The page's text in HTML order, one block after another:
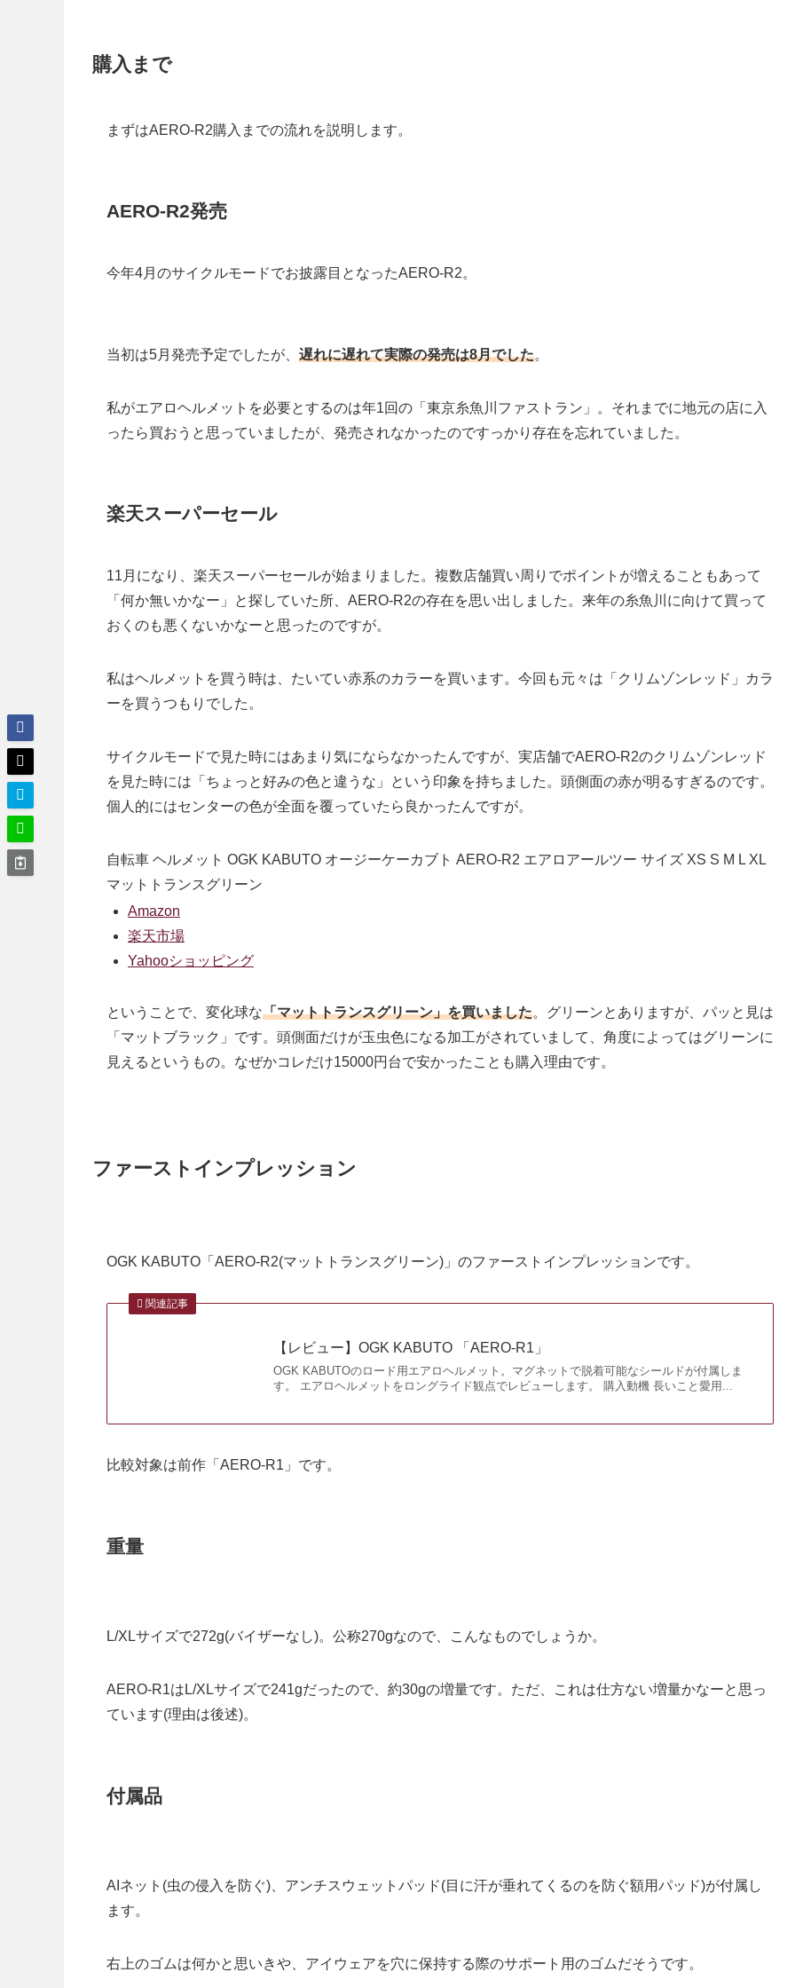
購入まで
まずはAERO-R2購入までの流れを説明します。
AERO-R2発売
今年4月のサイクルモードでお披露目となったAERO-R2。
当初は5月発売予定でしたが、 遅れに遅れて実際の発売は8月でした。
私がエアロヘルメットを必要とするのは年1回の「東京糸魚川ファストラン」。それまでに地元の店に入
ったら買おうと思っていましたが、発売されなかったのですっかり存在を忘れていました。
楽天スーパーセール
11月になり、楽天スーパーセールが始まりました。複数店舗買い周りでポイントが増えることもあって
「何か無いかなー」と探していた所、AERO-R2の存在を思い出しました。来年の糸魚川に向けて買って
おくのも悪くないかなーと思ったのですが。
私はヘルメットを買う時は、たいてい赤系のカラーを買います。今回も元々は「クリムゾンレッド」カラ
ーを買うつもりでした。
サイクルモードで見た時にはあまり気にならなかったんですが、実店舗でAERO-R2のクリムゾンレッド
を見た時には「ちょっと好みの色と違うな」という印象を持ちました。頭側面の赤が明るすぎるのです。
個人的にはセンターの色が全面を覆っていたら良かったんですが。
自転車 ヘルメット OGK KABUTO オージーケーカブト AERO-R2 エアロアールツー サイズ XS S M L XL
マットトランスグリーン
Amazon
楽天市場
Yahooショッピング
ということで、変化球な「マットトランスグリーン」を買いました。グリーンとありますが、パッと見は
「マットブラック」です。頭側面だけが玉虫色になる加工がされていまして、角度によってはグリーンに
見えるというもの。なぜかコレだけ15000円台で安かったことも購入理由です。
ファーストインプレッション
OGK KABUTO「AERO-R2(マットトランスグリーン)」のファーストインプレッションです。
関連記事
【レビュー】OGK KABUTO 「AERO-R1」
OGK KABUTOのロード用エアロヘルメット。マグネットで脱着可能なシールドが付属しま
す。 エアロヘルメットをロングライド観点でレビューします。 購入動機 長いこと愛用...
比較対象は前作「AERO-R1」です。
重量
L/XLサイズで272g(バイザーなし)。公称270gなので、こんなものでしょうか。
AERO-R1はL/XLサイズで241gだったので、約30gの増量です。ただ、これは仕方ない増量かなーと思っ
ています(理由は後述)。
付属品
AIネット(虫の侵入を防ぐ)、アンチスウェットパッド(目に汗が垂れてくるのを防ぐ額用パッド)が付属し
ます。
右上のゴムは何かと思いきや、アイウェアを穴に保持する際のサポート用のゴムだそうです。